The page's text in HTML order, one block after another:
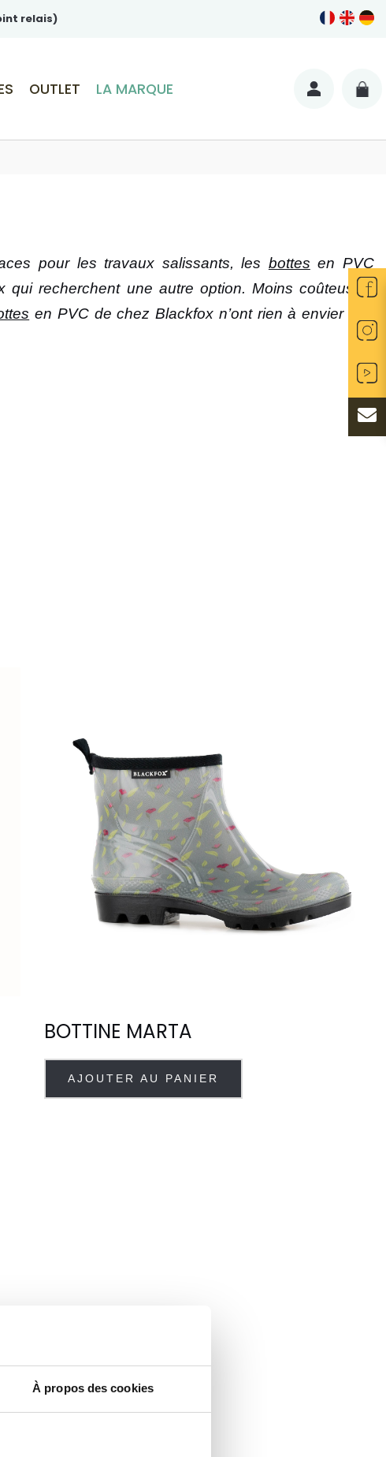
À propos des cookies
relais)
OUTLET LA MARQUE
pour les travaux salissants, les bottes en PVC
recherchent une autre option. Moins coûteuses,
en PVC de chez Blackfox n’ont rien à envier aux
BOTTINE MARTA
AJOUTER AU PANIER